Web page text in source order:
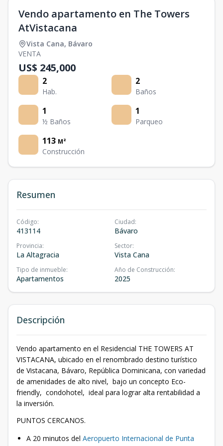
Vendo apartamento en The Towers
AtVistacana
Vista Cana, Bávaro
VENTA
US$ 245,000
2
Hab.
2
Baños
1
½ Baños
1
Parqueo
113 M²
Construcción
Resumen
Código:
413114
Ciudad:
Bávaro
Provincia:
La Altagracia
Sector:
Vista Cana
Tipo de inmueble:
Apartamentos
Año de Construcción:
2025
Descripción
Vendo apartamento en el Residencial THE TOWERS AT
VISTACANA, ubicado en el renombrado destino turístico
de Vistacana, Bávaro, República Dominicana, con variedad
de amenidades de alto nivel, bajo un concepto Eco-
friendly, condohotel, ideal para lograr alta rentabilidad a
la inversión.
PUNTOS CERCANOS.
A 20 minutos del Aeropuerto Internacional de Punta